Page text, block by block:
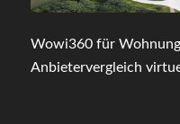
Wowi360 für
Anbietervergleich